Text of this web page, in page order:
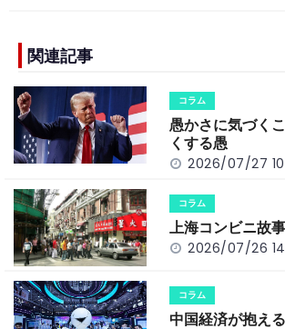
e
b
o
o
k
n
k
関連記事
コラム
愚かさに気づく
くする愚
2026/07/27
コラム
上海コンビニ故事
2026/07/26
コラム
中国経済が抱え